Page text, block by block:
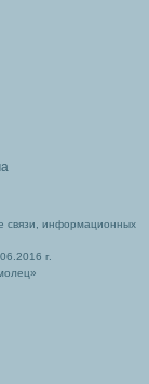
связи, информационных
г.